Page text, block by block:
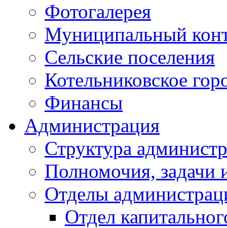
Фотогалерея
Муниципальный
Сельские поселения
Котельниковское
Финансы
Администрация
Структура
Полномочия, задачи
Отделы
Отдел